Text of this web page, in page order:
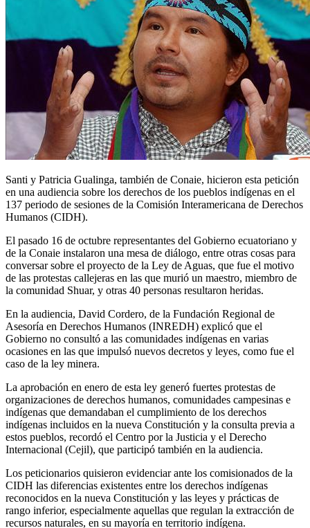
Santi y Patricia Gualinga, también de Conaie, hicieron esta petición
en una audiencia sobre los derechos de los pueblos indígenas en el
137 periodo de sesiones de la Comisión Interamericana de Derechos
Humanos (CIDH).
El pasado 16 de octubre representantes del Gobierno ecuatoriano y
de la Conaie instalaron una mesa de diálogo, entre otras cosas para
conversar sobre el proyecto de la Ley de Aguas, que fue el motivo
de las protestas callejeras en las que murió un maestro, miembro de
la comunidad Shuar, y otras 40 personas resultaron heridas.
En la audiencia, David Cordero, de la Fundación Regional de
Asesoría en Derechos Humanos (INREDH) explicó que el
Gobierno no consultó a las comunidades indígenas en varias
ocasiones en las que impulsó nuevos decretos y leyes, como fue el
caso de la ley minera.
La aprobación en enero de esta ley generó fuertes protestas de
organizaciones de derechos humanos, comunidades campesinas e
indígenas que demandaban el cumplimiento de los derechos
indígenas incluidos en la nueva Constitución y la consulta previa a
estos pueblos, recordó el Centro por la Justicia y el Derecho
Internacional (Cejil), que participó también en la audiencia.
Los peticionarios quisieron evidenciar ante los comisionados de la
CIDH las diferencias existentes entre los derechos indígenas
reconocidos en la nueva Constitución y las leyes y prácticas de
rango inferior, especialmente aquellas que regulan la extracción de
recursos naturales, en su mayoría en territorio indígena.